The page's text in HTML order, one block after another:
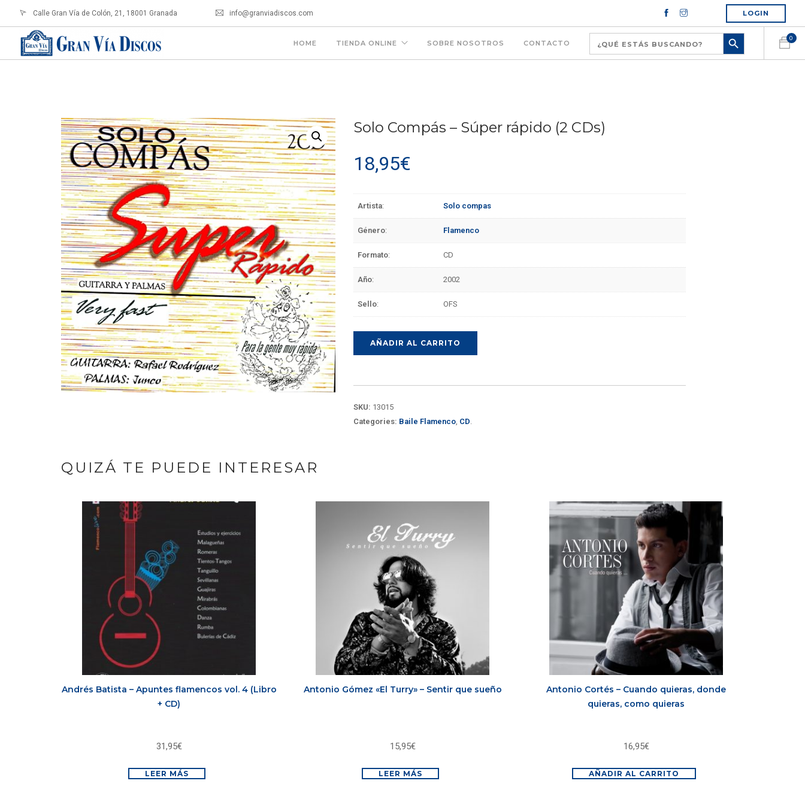
Calle Gran Vía de Colón, 21, 18001 Granada info@granviadiscos.com LOGIN
HOME TIENDA ONLINE SOBRE NOSOTROS CONTACTO
0
Solo Compás – Súper rápido (2 CDs)
18,95€
Artista: Solo compas
Género: Flamenco
Formato: CD
Año: 2002
Sello: OFS
AÑADIR AL CARRITO
SKU: 13015
Categories: Baile Flamenco, CD.
QUIZÁ TE PUEDE INTERESAR
Andrés Batista – Apuntes flamencos vol. 4 (Libro
+ CD)
31,95€
LEER MÁS
Antonio Gómez «El Turry» – Sentir que sueño
15,95€
LEER MÁS
Antonio Cortés – Cuando quieras, donde
quieras, como quieras
16,95€
AÑADIR AL CARRITO